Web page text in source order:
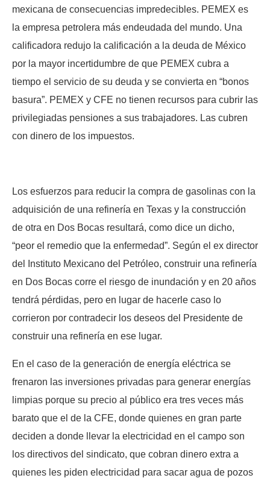
mexicana de consecuencias impredecibles. PEMEX es
la empresa petrolera más endeudada del mundo. Una
calificadora redujo la calificación a la deuda de México
por la mayor incertidumbre de que PEMEX cubra a
tiempo el servicio de su deuda y se convierta en “bonos
basura”. PEMEX y CFE no tienen recursos para cubrir las
privilegiadas pensiones a sus trabajadores. Las cubren
con dinero de los impuestos.
Los esfuerzos para reducir la compra de gasolinas con la
adquisición de una refinería en Texas y la construcción
de otra en Dos Bocas resultará, como dice un dicho,
“peor el remedio que la enfermedad”. Según el ex director
del Instituto Mexicano del Petróleo, construir una refinería
en Dos Bocas corre el riesgo de inundación y en 20 años
tendrá pérdidas, pero en lugar de hacerle caso lo
corrieron por contradecir los deseos del Presidente de
construir una refinería en ese lugar.
En el caso de la generación de energía eléctrica se
frenaron las inversiones privadas para generar energías
limpias porque su precio al público era tres veces más
barato que el de la CFE, donde quienes en gran parte
deciden a donde llevar la electricidad en el campo son
los directivos del sindicato, que cobran dinero extra a
quienes les piden electricidad para sacar agua de pozos